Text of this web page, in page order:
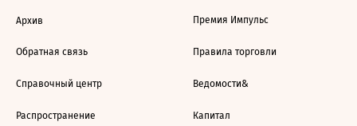
Архив
Обратная связь
Справочный центр
Распространение
Премия Импульс
Правила торговли
Ведомости&
Капитал